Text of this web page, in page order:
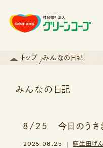
トップ みんなの日記
みんなの日記
8/25 今日のうさ
2025.08.25 麻生田げ